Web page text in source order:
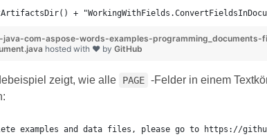
+
java-com-aspose-words-examples-programming_documents-
hosted with ❤ by GitHub
zeigt, wie alle PAGE -Felder in einem
examples and data files, please go to https://